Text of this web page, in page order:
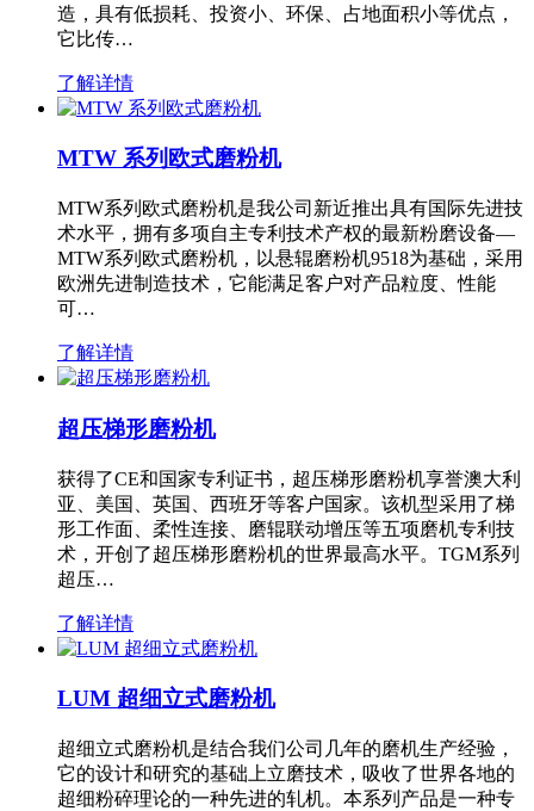
造，具有低损耗、投资小、环保、占地面积小等优点，
它比传…
了解详情
MTW 系列欧式磨粉机
MTW系列欧式磨粉机是我公司新近推出具有国际先进技
术水平，拥有多项自主专利技术产权的最新粉磨设备—
MTW系列欧式磨粉机，以悬辊磨粉机9518为基础，采用
欧洲先进制造技术，它能满足客户对产品粒度、性能
可…
了解详情
超压梯形磨粉机
获得了CE和国家专利证书，超压梯形磨粉机享誉澳大利
亚、美国、英国、西班牙等客户国家。该机型采用了梯
形工作面、柔性连接、磨辊联动增压等五项磨机专利技
术，开创了超压梯形磨粉机的世界最高水平。TGM系列
超压…
了解详情
LUM 超细立式磨粉机
超细立式磨粉机是结合我们公司几年的磨机生产经验，
它的设计和研究的基础上立磨技术，吸收了世界各地的
超细粉碎理论的一种先进的轧机。本系列产品是一种专